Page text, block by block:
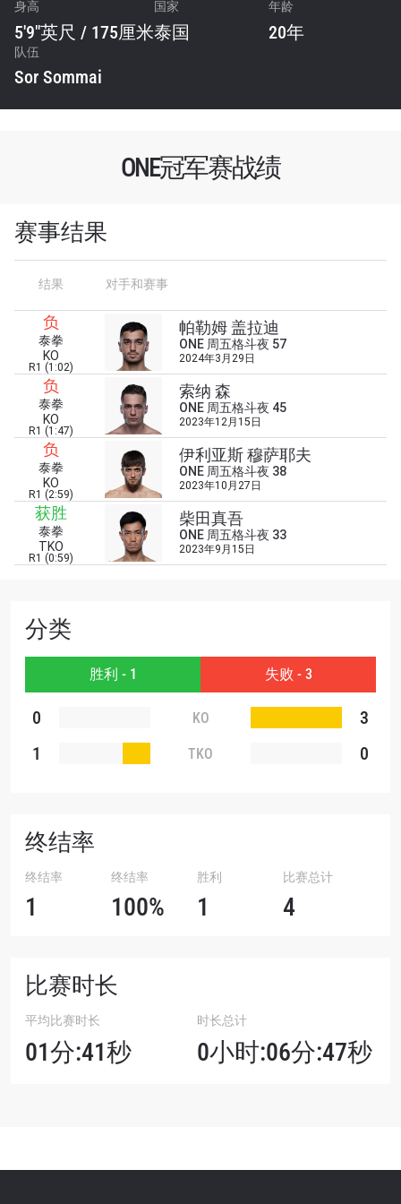
身高
5'9"英尺 / 175厘米
国家
泰国
年龄
20年
队伍
Sor Sommai
ONE冠军赛战绩
赛事结果
结果 对手和赛事
负
泰拳
KO
R1 (1:02)
帕勒姆 盖拉迪
ONE 周五格斗夜 57
2024年3月29日
负
泰拳
KO
R1 (1:47)
索纳 森
ONE 周五格斗夜 45
2023年12月15日
负
泰拳
KO
R1 (2:59)
伊利亚斯 穆萨耶夫
ONE 周五格斗夜 38
2023年10月27日
获胜
泰拳
TKO
R1 (0:59)
柴田真吾
ONE 周五格斗夜 33
2023年9月15日
分类
胜利 - 1 失败 - 3
0 KO
3
1
TKO 0
终结率
终结率
1
终结率
100%
胜利
1
比赛总计
4
比赛时长
平均比赛时长
01分:41秒
时长总计
0小时:06分:47秒
对手
浏览了解更多
在任何地域观看ONE冠军赛，现在注册获得权限了
解最新资讯、解锁特别福利以及优先机遇获得直播
场次的最佳座位！
邮箱
名字
提交此表格签署弹出免责声明，即表示您同意我们
您可以随时取消订阅这些信息。